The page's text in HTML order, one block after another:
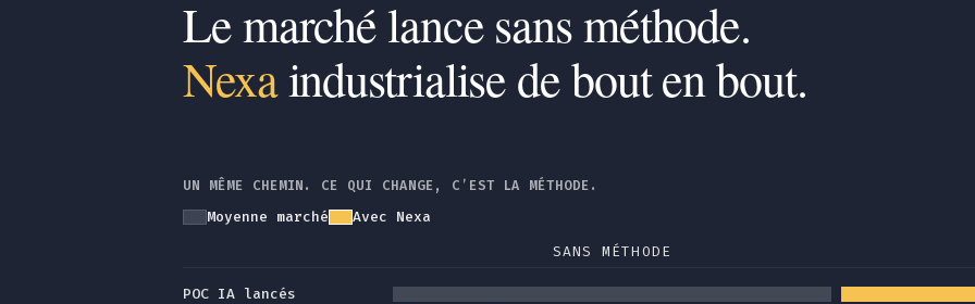
Le marché lance sans méthode.
Nexaindustrialise de bout en bout.
UN MÊME CHEMIN. CE QUI CHANGE, C’EST LA MÉTHODE.
Moyenne marché
Avec Nexa
SANS MÉTHODE
POC IA lancés